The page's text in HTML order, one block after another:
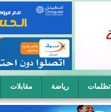
تظلمات رياضة مقابلات